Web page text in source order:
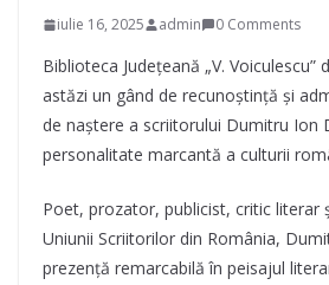
iulie 16, 2025 admin 0 Comments
Biblioteca Județeană „V. Voiculescu”
astăzi un gând de recunoștință și
de naștere a scriitorului Dumitru Ion
personalitate marcantă a culturii
Poet, prozator, publicist, critic literar
Uniunii Scriitorilor din România,
prezență remarcabilă în peisajul